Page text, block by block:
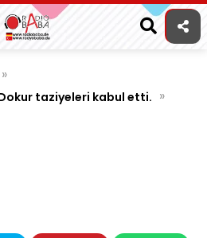
»
Dokur taziyeleri kabul etti. »